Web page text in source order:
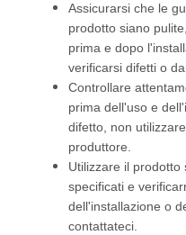
Assicurarsi che le
prodotto siano
prima e dopo
verificarsi difetti o
Controllare
prima dell'uso e
difetto, non
produttore.
Utilizzare il prodotto
specificati e
dell'installazione o
contattateci.